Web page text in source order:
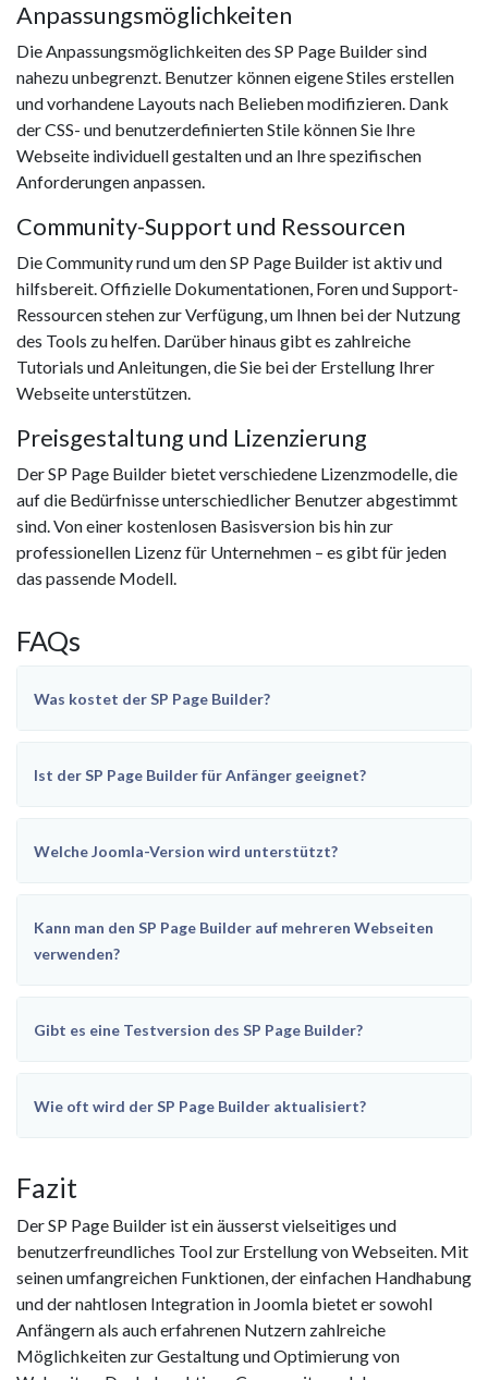
Anpassungsmöglichkeiten
Die Anpassungsmöglichkeiten des SP Page Builder sind
nahezu unbegrenzt. Benutzer können eigene Stiles erstellen
und vorhandene Layouts nach Belieben modifizieren. Dank
der CSS- und benutzerdefinierten Stile können Sie Ihre
Webseite individuell gestalten und an Ihre spezifischen
Anforderungen anpassen.
Community-Support und Ressourcen
Die Community rund um den SP Page Builder ist aktiv und
hilfsbereit. Offizielle Dokumentationen, Foren und Support-
Ressourcen stehen zur Verfügung, um Ihnen bei der Nutzung
des Tools zu helfen. Darüber hinaus gibt es zahlreiche
Tutorials und Anleitungen, die Sie bei der Erstellung Ihrer
Webseite unterstützen.
Preisgestaltung und Lizenzierung
Der SP Page Builder bietet verschiedene Lizenzmodelle, die
auf die Bedürfnisse unterschiedlicher Benutzer abgestimmt
sind. Von einer kostenlosen Basisversion bis hin zur
professionellen Lizenz für Unternehmen – es gibt für jeden
das passende Modell.
FAQs
Was kostet der SP Page Builder?
Ist der SP Page Builder für Anfänger geeignet?
Welche Joomla-Version wird unterstützt?
Kann man den SP Page Builder auf mehreren Webseiten
verwenden?
Gibt es eine Testversion des SP Page Builder?
Wie oft wird der SP Page Builder aktualisiert?
Fazit
Der SP Page Builder ist ein äusserst vielseitiges und
benutzerfreundliches Tool zur Erstellung von Webseiten. Mit
seinen umfangreichen Funktionen, der einfachen Handhabung
und der nahtlosen Integration in Joomla bietet er sowohl
Anfängern als auch erfahrenen Nutzern zahlreiche
Möglichkeiten zur Gestaltung und Optimierung von